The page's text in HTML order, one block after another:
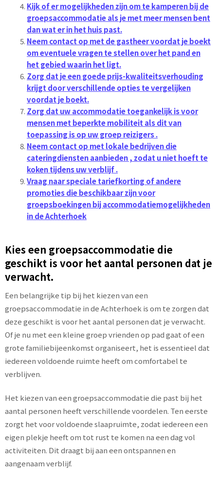
Kijk of er mogelijkheden zijn om te kamperen bij de
groepsaccommodatie als je met meer mensen bent
dan wat er in het huis past.
Neem contact op met de gastheer voordat je boekt
om eventuele vragen te stellen over het pand en
het gebied waarin het ligt.
Zorg dat je een goede prijs-kwaliteitsverhouding
krijgt door verschillende opties te vergelijken
voordat je boekt.
Zorg dat uw accommodatie toegankelijk is voor
mensen met beperkte mobiliteit als dit van
toepassing is op uw groep reizigers .
Neem contact op met lokale bedrijven die
cateringdiensten aanbieden , zodat u niet hoeft te
koken tijdens uw verblijf .
Vraag naar speciale tariefkorting of andere
promoties die beschikbaar zijn voor
groepsboekingen bij accommodatiemogelijkheden
in de Achterhoek
Kies een groepsaccommodatie die
geschikt is voor het aantal personen dat je
verwacht.
Een belangrijke tip bij het kiezen van een
groepsaccommodatie in de Achterhoek is om te zorgen dat
deze geschikt is voor het aantal personen dat je verwacht.
Of je nu met een kleine groep vrienden op pad gaat of een
grote familiebijeenkomst organiseert, het is essentieel dat
iedereen voldoende ruimte heeft om comfortabel te
verblijven.
Het kiezen van een groepsaccommodatie die past bij het
aantal personen heeft verschillende voordelen. Ten eerste
zorgt het voor voldoende slaapruimte, zodat iedereen een
eigen plekje heeft om tot rust te komen na een dag vol
activiteiten. Dit draagt bij aan een ontspannen en
aangenaam verblijf.